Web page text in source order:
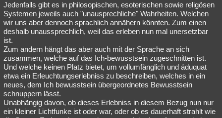
Jedenfalls gibt es in philosopischen, esoterischen sowie religösen
Systemen jeweils auch "unausprechliche" Wahrheiten. Welchen
wir uns aber dennoch sprachlich annähern könnten. Zum einen
deshalb unaussprechlich, weil das erleben nun mal unersetzbar
ist.
Zum andern hängt das aber auch mit der Sprache an sich
zusammen, welche auf das Ich-bewusstsein zugeschnitten ist.
Und welche keinen Platz bietet, um vollumfänglich und äduquat
etwa ein Erleuchtungserlebniss zu beschreiben, welches in ein
neues, dem Ich bewusstsein übergeordnetes Bewusstsein
schnuppern lässt.
Unabhängig davon, ob dieses Erlebniss in diesem Bezug nun nur
ein kleiner Lichtfunke ist oder war, oder ob es dauerhaft strahlt wie